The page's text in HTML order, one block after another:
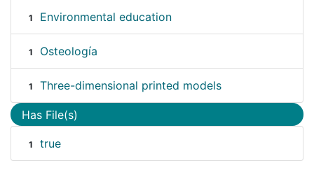
1 Environmental education
1 Osteología
1 Three-dimensional printed models
Has File(s)
1 true